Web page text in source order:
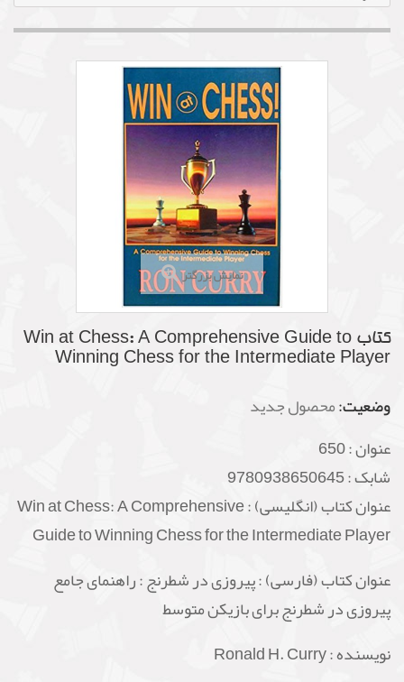
نمایش بزرگتر
کتاب Win at Chess: A Comprehensive Guide to
Winning Chess for the Intermediate Player
وضعیت:محصول جدید
عنوان :650
شابک :9780938650645
عنوان کتاب (انگلیسی) : Win at Chess: A Comprehensive
Guide to Winning Chess for the Intermediate Player
عنوان کتاب (فارسی) : پیروزی در شطرنج : راهنمای جامع
پیروزی در شطرنج برای بازیکن متوسط
نویسنده :Ronald H. Curry